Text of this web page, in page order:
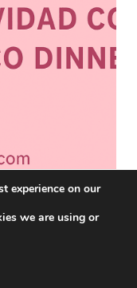
CON POCO
experience on our
we are using or